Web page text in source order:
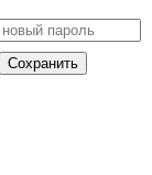
Сохранить